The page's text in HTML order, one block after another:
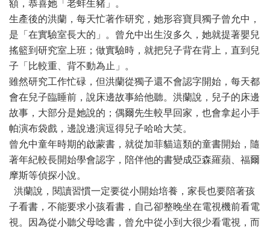
額，恭喜她「老蚌生豬」。
生產後的洪蘭，每天忙著作研究，她形容寶貝獨子曾允中，
是「在實驗室長大的」。曾允中出生沒多久，她就提著嬰兒
搖籃到研究室上班；做實驗時，就把兒子背在背上，直到兒
子「比較重、背不動為止」。
雖然研究工作忙碌，但洪蘭從獨子還不會認字開始，每天都
會在兒子臨睡前，說床邊故事給他聽。洪蘭說，兒子的床邊
故事，大部分是她說的；偶爾先生較早回家，也會拿起小手
帕演布袋戲，邊說邊演逗得兒子哈哈大笑。
曾允中童年時期的啟蒙書，就從加菲貓這類的童書開始，隨
著年紀較長開始學會認字，陪伴他的書變成亞森羅蘋、福爾
摩斯等偵探小說。
洪蘭說，閱讀習慣一定要從小開始培養，家長也要陪著孩
子看書，不能要求小孩看書，自己卻整晚坐在電視機前看電
視。因為從小聽父母唸書，曾允中從小到大很少看電視，而